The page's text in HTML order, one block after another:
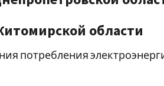
области
потребления